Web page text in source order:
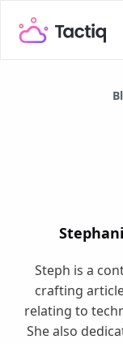
Steph is a
crafting
relating to
She also